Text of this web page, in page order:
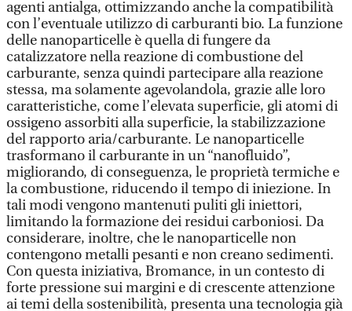
agenti antialga, ottimizzando anche la compatibilità
con l’eventuale utilizzo di carburanti bio. La funzione
delle nanoparticelle è quella di fungere da
catalizzatore nella reazione di combustione del
carburante, senza quindi partecipare alla reazione
stessa, ma solamente agevolandola, grazie alle loro
caratteristiche, come l’elevata superficie, gli atomi di
ossigeno assorbiti alla superficie, la stabilizzazione
del rapporto aria/carburante. Le nanoparticelle
trasformano il carburante in un “nanofluido”,
migliorando, di conseguenza, le proprietà termiche e
la combustione, riducendo il tempo di iniezione. In
tali modi vengono mantenuti puliti gli iniettori,
limitando la formazione dei residui carboniosi. Da
considerare, inoltre, che le nanoparticelle non
contengono metalli pesanti e non creano sedimenti.
Con questa iniziativa, Bromance, in un contesto di
forte pressione sui margini e di crescente attenzione
ai temi della sostenibilità, presenta una tecnologia già